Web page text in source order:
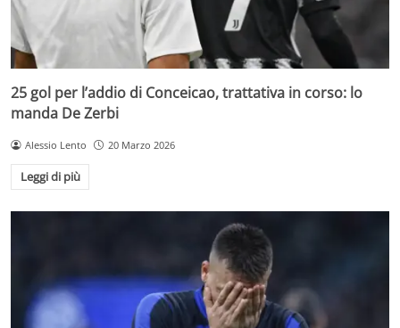
25 gol per l’addio di Conceicao, trattativa in corso: lo
manda De Zerbi
Alessio Lento 20 Marzo 2026
Leggi di più